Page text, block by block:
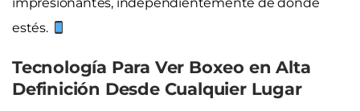
estés.
Tecnología Para Ver Boxeo en Alta
Definición Desde Cualquier Lugar